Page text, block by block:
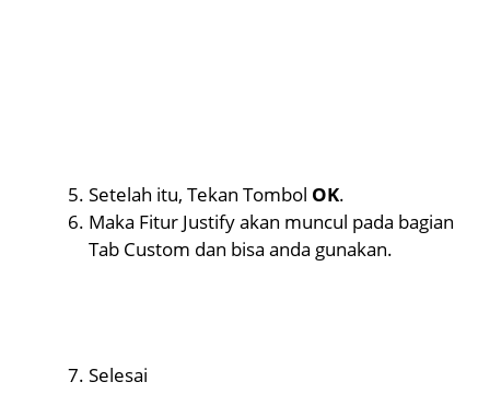
Setelah itu, Tekan Tombol OK.
Maka Fitur Justify akan muncul pada bagian
Tab Custom dan bisa anda gunakan.
Selesai